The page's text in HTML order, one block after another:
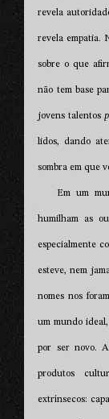
revela
revela empatia.
sobre o que
não tem base
jovens talentos
lidos, dando
sombra em que
Em um
humilham as
especialmente
esteve, nem
nomes nos
um mundo
por ser novo.
produtos
extrínsecos: